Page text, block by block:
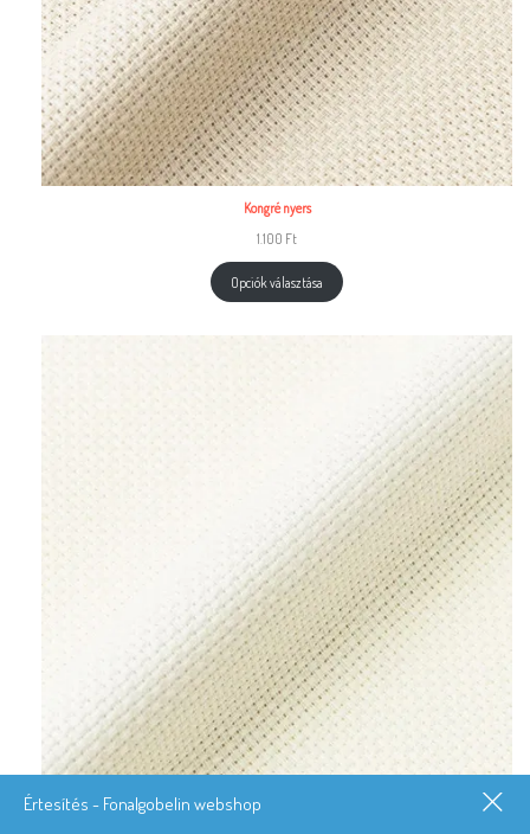
Kongré nyers
1.100 Ft
Opciók választása
Értesítés - Fonalgobelin webshop